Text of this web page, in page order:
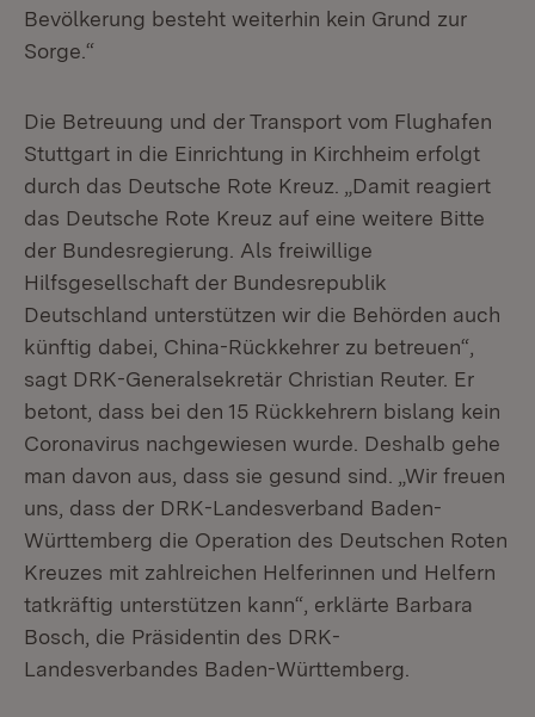
Bevölkerung besteht weiterhin kein Grund zur
Sorge.“
Die Betreuung und der Transport vom Flughafen
Stuttgart in die Einrichtung in Kirchheim erfolgt
durch das Deutsche Rote Kreuz. „Damit reagiert
das Deutsche Rote Kreuz auf eine weitere Bitte
der Bundesregierung. Als freiwillige
Hilfsgesellschaft der Bundesrepublik
Deutschland unterstützen wir die Behörden auch
künftig dabei, China-Rückkehrer zu betreuen“,
sagt DRK-Generalsekretär Christian Reuter. Er
betont, dass bei den 15 Rückkehrern bislang kein
Coronavirus nachgewiesen wurde. Deshalb gehe
man davon aus, dass sie gesund sind. „Wir freuen
uns, dass der DRK-Landesverband Baden-
Württemberg die Operation des Deutschen Roten
Kreuzes mit zahlreichen Helferinnen und Helfern
tatkräftig unterstützen kann“, erklärte Barbara
Bosch, die Präsidentin des DRK-
Landesverbandes Baden-Württemberg.